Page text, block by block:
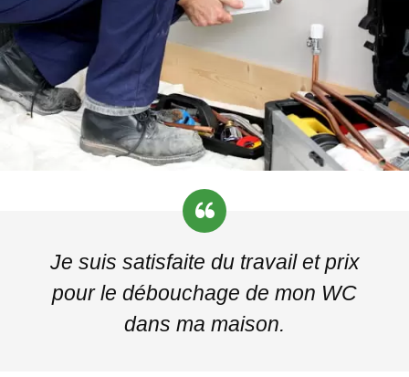
Je suis satisfaite du travail et prix
pour le débouchage de mon WC
dans ma maison.